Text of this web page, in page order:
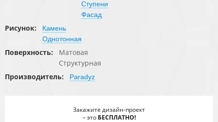
Ступени
Фасад
Рисунок:
Камень
Однотонная
Поверхность:
Матовая
Структурная
Производитель:
Paradyz
Закажите дизайн-проект
– это БЕСПЛАТНО!